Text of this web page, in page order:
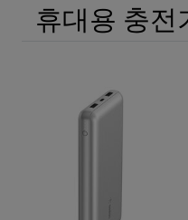
휴대용 충전